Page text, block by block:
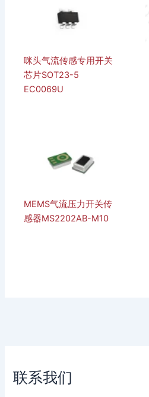
联系我们
咪头气流传感专用开关
芯片SOT23-5
EC0069U
MEMS气流压力开关传
感器MS2202AB-M10